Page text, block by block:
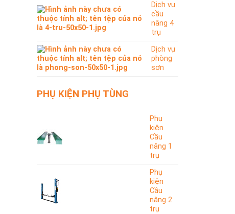
Dịch vụ
cầu
nâng 4
trụ
Dịch vụ
phòng
sơn
PHỤ KIỆN PHỤ TÙNG
Phụ
kiện
Cầu
nâng 1
trụ
Phụ
kiện
Cầu
nâng 2
trụ